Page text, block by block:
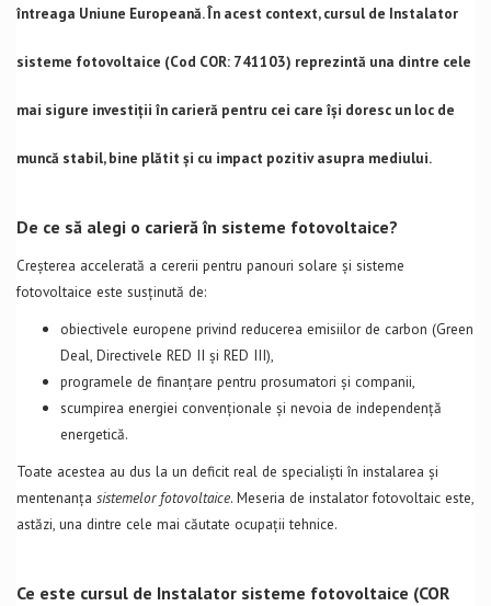
întreaga Uniune Europeană. În acest context, cursul de Instalator
sisteme fotovoltaice (Cod COR: 741103) reprezintă una dintre cele
mai sigure investiții în carieră pentru cei care își doresc un loc de
muncă stabil, bine plătit și cu impact pozitiv asupra mediului.
De ce să alegi o carieră în sisteme fotovoltaice?
Creșterea accelerată a cererii pentru panouri solare și sisteme
fotovoltaice este susținută de:
obiectivele europene privind reducerea emisiilor de carbon (Green
Deal, Directivele RED II și RED III),
programele de finanțare pentru prosumatori și companii,
scumpirea energiei convenționale și nevoia de independență
energetică.
Toate acestea au dus la un deficit real de specialiști în instalarea și
mentenanța sistemelor fotovoltaice. Meseria de instalator fotovoltaic este,
astăzi, una dintre cele mai căutate ocupații tehnice.
Ce este cursul de Instalator sisteme fotovoltaice (COR